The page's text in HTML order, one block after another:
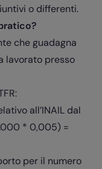
o differenti.
che guadagna
lavorato presso
all’INAIL dal
* 0,005) =
per il numero